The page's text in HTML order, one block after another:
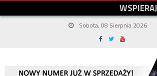
WSPIERAJ
Sobota, 08 Sierpnia 2026